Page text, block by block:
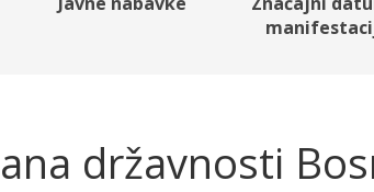
državnosti